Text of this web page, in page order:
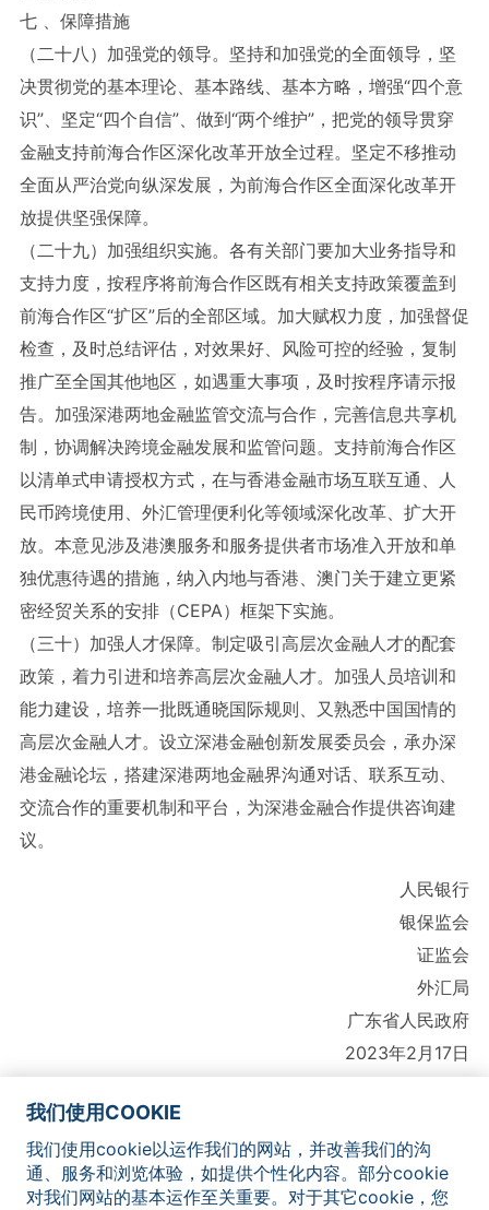
我们使用COOKIE
我们使用cookie以运作我们的网站，并改善我们的沟
通、服务和浏览体验，如提供个性化内容。部分cookie
对我们网站的基本运作至关重要。对于其它cookie，您
七 、保障措施
（二十八）加强党的领导。坚持和加强党的全面领导，坚
决贯彻党的基本理论、基本路线、基本方略，增强“四个意
识”、坚定“四个自信”、做到“两个维护”，把党的领导贯穿
金融支持前海合作区深化改革开放全过程。坚定不移推动
全面从严治党向纵深发展，为前海合作区全面深化改革开
放提供坚强保障。
（二十九）加强组织实施。各有关部门要加大业务指导和
支持力度，按程序将前海合作区既有相关支持政策覆盖到
前海合作区“扩区”后的全部区域。加大赋权力度，加强督促
检查，及时总结评估，对效果好、风险可控的经验，复制
推广至全国其他地区，如遇重大事项，及时按程序请示报
告。加强深港两地金融监管交流与合作，完善信息共享机
制，协调解决跨境金融发展和监管问题。支持前海合作区
以清单式申请授权方式，在与香港金融市场互联互通、人
民币跨境使用、外汇管理便利化等领域深化改革、扩大开
放。本意见涉及港澳服务和服务提供者市场准入开放和单
独优惠待遇的措施，纳入内地与香港、澳门关于建立更紧
密经贸关系的安排（CEPA）框架下实施。
（三十）加强人才保障。制定吸引高层次金融人才的配套
政策，着力引进和培养高层次金融人才。加强人员培训和
能力建设，培养一批既通晓国际规则、又熟悉中国国情的
高层次金融人才。设立深港金融创新发展委员会，承办深
港金融论坛，搭建深港两地金融界沟通对话、联系互动、
交流合作的重要机制和平台，为深港金融合作提供咨询建
议。
人民银行
银保监会
证监会
外汇局
广东省人民政府
2023年2月17日
网站地图 联系我们 法律声明 隐私政策 Cookie通知